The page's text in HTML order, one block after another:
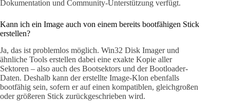
Dokumentation und Community-Unterstützung verfügt.
Kann ich ein Image auch von einem bereits bootfähigen Stick
erstellen?
Ja, das ist problemlos möglich. Win32 Disk Imager und
ähnliche Tools erstellen dabei eine exakte Kopie aller
Sektoren – also auch des Bootsektors und der Bootloader-
Daten. Deshalb kann der erstellte Image-Klon ebenfalls
bootfähig sein, sofern er auf einen kompatiblen, gleichgroßen
oder größeren Stick zurückgeschrieben wird.